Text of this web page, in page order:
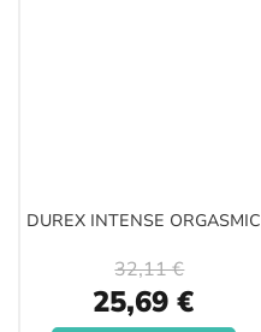
DUREX INTENSE ORGASMIC
Special
Price
25,69 €
32,11 €